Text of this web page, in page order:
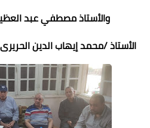
والأستاذ مصطفي عبد
الأستاذ /محمد إيهاب الدين